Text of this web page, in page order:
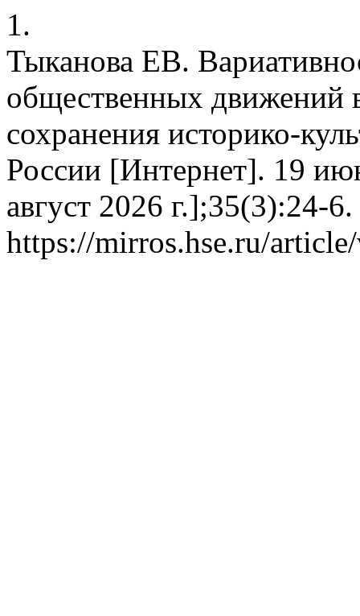
1.
Тыканова ЕВ.
общественных движений
сохранения историко-
России [Интернет]. 19
август 2026 г.];35(3):24-
https://mirros.hse.ru/